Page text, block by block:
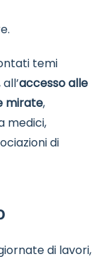
temi
all’accesso alle
mirate,
medici,
di
di lavori,